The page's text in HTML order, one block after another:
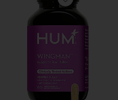
Favorite WING